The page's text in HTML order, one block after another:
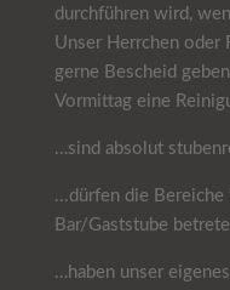
durchführen wird,
Unser Herrchen oder
gerne Bescheid
Vormittag eine
…sind absolut
...dürfen die Bereiche
Bar/Gaststube
…haben unser